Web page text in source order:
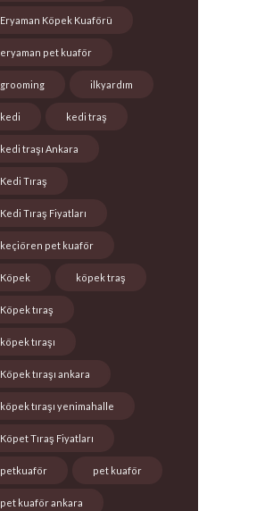
Eryaman Köpek Kuaförü
eryaman pet kuaför
grooming ilkyardım
kedi kedi traş
kedi traşı Ankara
Kedi Tıraş
Kedi Tıraş Fiyatları
keçiören pet kuaför
Köpek köpek traş
Köpek tıraş
köpek tıraşı
Köpek tıraşı ankara
köpek tıraşı yenimahalle
Köpet Tıraş Fiyatları
petkuaför pet kuaför
pet kuaför ankara